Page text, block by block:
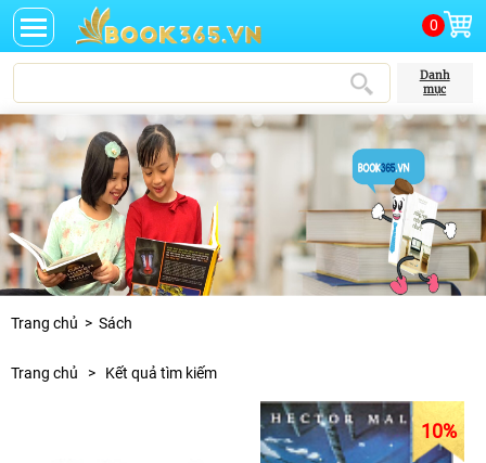
0
Danh
mục
Trang chủ > Sách
Trang chủ > Kết quả tìm kiếm
10%